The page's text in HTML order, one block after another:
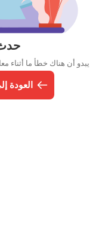
يبدو أن هناك خطأ ما أثناء
العودة